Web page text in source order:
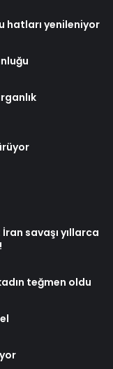
hatları yenileniyor
savaşı yıllarca
teğmen oldu